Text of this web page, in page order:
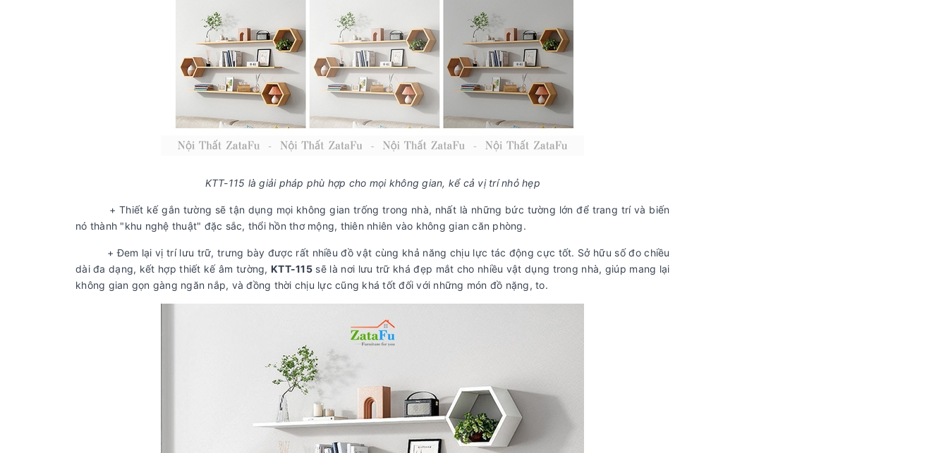
KTT-115 là giải pháp phù hợp cho mọi không gian, kể cả vị trí nhỏ hẹp
+ Thiết kế gắn tường sẽ tận dụng mọi không gian trống trong nhà, nhất là những bức tường lớn để trang trí và biến
nó thành "khu nghệ thuật" đặc sắc, thổi hồn thơ mộng, thiên nhiên vào không gian căn phòng.
+ Đem lại vị trí lưu trữ, trưng bày được rất nhiều đồ vật cùng khả năng chịu lực tác động cực tốt. Sở hữu số đo chiều
dài đa dạng, kết hợp thiết kế âm tường,KTT-115sẽ là nơi lưu trữ khá đẹp mắt cho nhiều vật dụng trong nhà, giúp mang lại
không gian gọn gàng ngăn nắp, và đồng thời chịu lực cũng khá tốt đối với những món đồ nặng, to.